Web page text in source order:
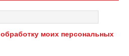
обработку моих персональных